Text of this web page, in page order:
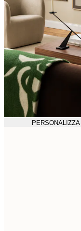
PERSONALIZZA